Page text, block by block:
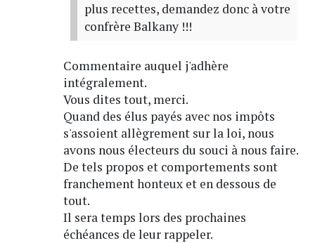
plus recettes, demandez donc à votre
confrère Balkany !!!
Commentaire auquel j'adhère
intégralement.
Vous dites tout, merci.
Quand des élus payés avec nos impôts
s'assoient allègrement sur la loi, nous
avons nous électeurs du souci à nous faire.
De tels propos et comportements sont
franchement honteux et en dessous de
tout.
Il sera temps lors des prochaines
échéances de leur rappeler.